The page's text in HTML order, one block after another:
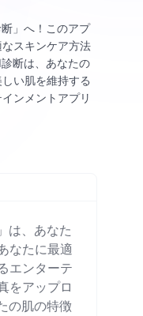
」へ！このアプ
スキンケア方法
断は、あなたの
い肌を維持する
ンメントアプリ
は、あなた
なたに最適
エンターテ
をアップロ
の肌の特徴